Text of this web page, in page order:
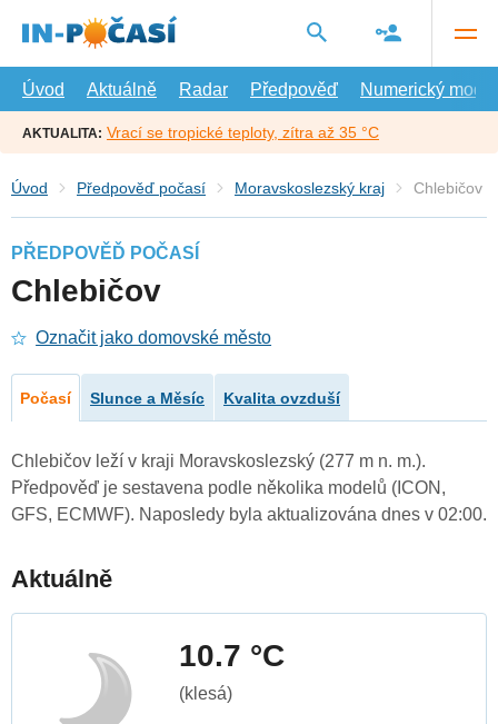
hlavní
Úvod
Aktuálně Radar Předpověď Numerický model
AKTUALITA: Vrací se tropické teploty, zítra až 35 °C
Úvod Předpověď počasí Moravskoslezský kraj Chlebičov
PŘEDPOVĚĎ POČASÍ
Chlebičov
Označit jako domovské město
Počasí Slunce a Měsíc Kvalita ovzduší
Chlebičov leží v kraji Moravskoslezský (277 m n. m.).
Předpověď je sestavena podle několika modelů (ICON,
GFS, ECMWF). Naposledy byla aktualizována dnes v 02:00.
Aktuálně
10.7 °C
(klesá)